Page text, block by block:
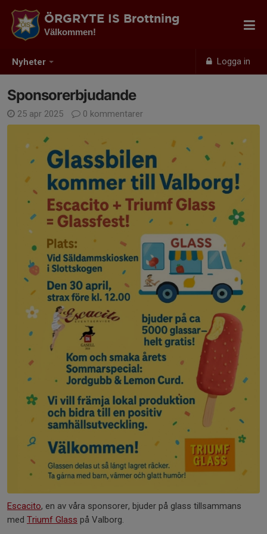
Nyheter Logga in
ÖRGRYTE IS Brottning
Välkommen!
Sponsorerbjudande
25 apr 2025 0 kommentarer
Escacito, en av våra sponsorer, bjuder på glass tillsammans
med Triumf Glass på Valborg.